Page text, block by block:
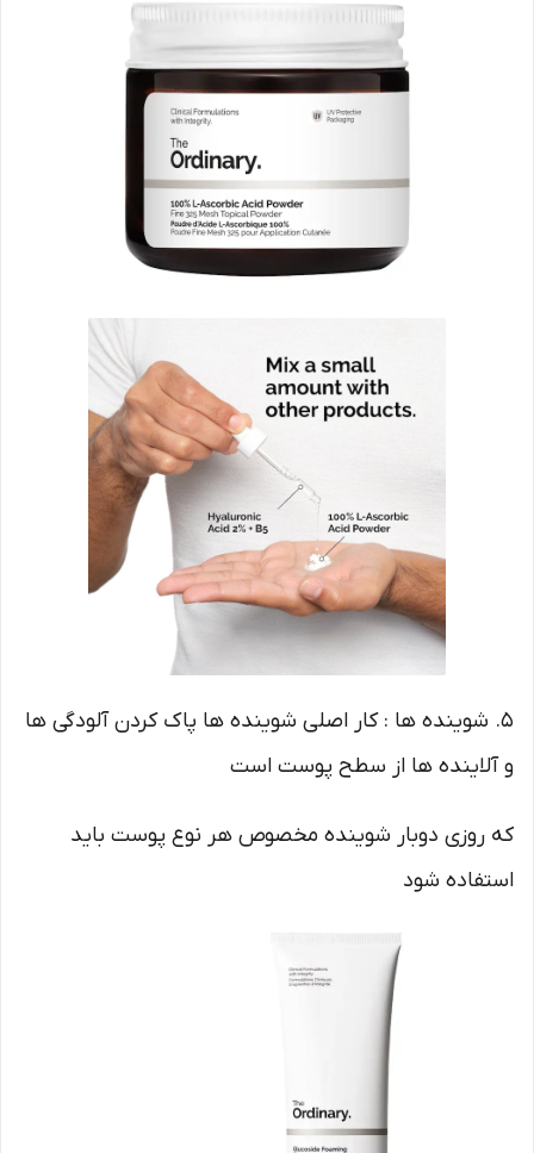
5. شوینده ها : کار اصلی شوینده ها پاک کردن آلودگی ها
و آلاینده ها از سطح پوست است
که روزی دوبار شوینده مخصوص هر نوع پوست باید
استفاده شود